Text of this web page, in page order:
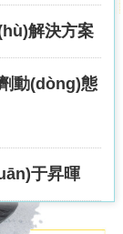
解決方案
動(dòng)態
于昇暉